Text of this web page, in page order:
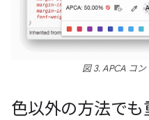
図 3. APCA コン
色以外の方法で